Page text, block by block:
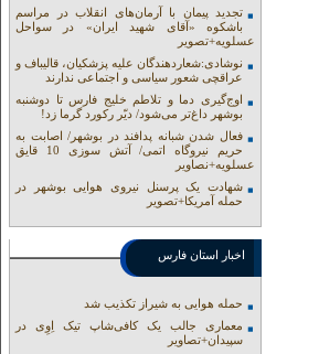
تجدید پیمان با آرمان‌های انقلاب در مراسم
باشکوه «آقای شهید ایران» در سواحل
عسلویه+تصویر
نوشادی:شعاردهندگان علیه پزشکیان، قالیباف و
عراقچی شعور سیاسی و اجتماعی ندارند
اوج‌گیری دما و تلاطم خلیج فارس تا دوشنبه
بوشهر داغ‌تر می‌شود/ دیّر رکورد گرما زد!
فعال شدن شبانه پدافند در بوشهر/ اصابت به
حریم نیروگاه اتمی/ آتش سوزی 10 قایق
عسلویه+نصاویر
شهادت یک پرسنل نیروی هوایی بوشهر در
حمله آمریکا+تصویر
اخبار استان فارس
حمله هوایی به شیراز تکذیب شد
معماری جالب یک کافی‌شاپ تیک اِوِی در
سپیدان+تصاویر